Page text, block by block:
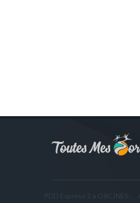
PDD Express 2 à ORCINES